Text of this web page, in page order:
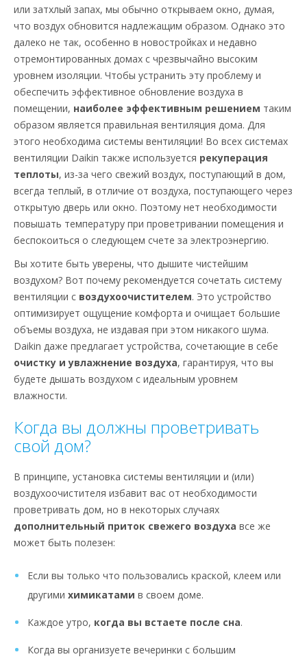
или затхлый запах, мы обычно открываем окно, думая,
что воздух обновится надлежащим образом. Однако это
далеко не так, особенно в новостройках и недавно
отремонтированных домах с чрезвычайно высоким
уровнем изоляции. Чтобы устранить эту проблему и
обеспечить эффективное обновление воздуха в
помещении, наиболее эффективным решением таким
образом является правильная вентиляция дома. Для
этого необходима системы вентиляции! Во всех системах
вентиляции Daikin также используется рекуперация
теплоты, из-за чего свежий воздух, поступающий в дом,
всегда теплый, в отличие от воздуха, поступающего через
открытую дверь или окно. Поэтому нет необходимости
повышать температуру при проветривании помещения и
беспокоиться о следующем счете за электроэнергию.
Вы хотите быть уверены, что дышите чистейшим
воздухом? Вот почему рекомендуется сочетать систему
вентиляции с воздухоочистителем. Это устройство
оптимизирует ощущение комфорта и очищает большие
объемы воздуха, не издавая при этом никакого шума.
Daikin даже предлагает устройства, сочетающие в себе
очистку и увлажнение воздуха, гарантируя, что вы
будете дышать воздухом с идеальным уровнем
влажности.
Когда вы должны проветривать
свой дом?
В принципе, установка системы вентиляции и (или)
воздухоочистителя избавит вас от необходимости
проветривать дом, но в некоторых случаях
дополнительный приток свежего воздуха все же
может быть полезен:
Если вы только что пользовались краской, клеем или
другими химикатами в своем доме.
Каждое утро, когда вы встаете после сна.
Когда вы организуете вечеринки с большим